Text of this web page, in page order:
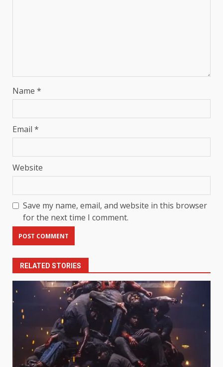
Name *
Email *
Website
Save my name, email, and website in this browser
for the next time I comment.
RELATED STORIES